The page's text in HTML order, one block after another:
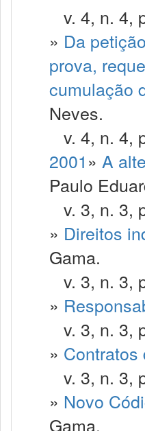
v. 4, n. 4,
» Da
prova,
cumulação
Neves.
v. 4, n. 4,
2001» A
Paulo
v. 3, n. 3,
» Direitos
Gama.
v. 3, n. 3,
»
v. 3, n. 3,
» Contratos
v. 3, n. 3,
» Novo
Gama.